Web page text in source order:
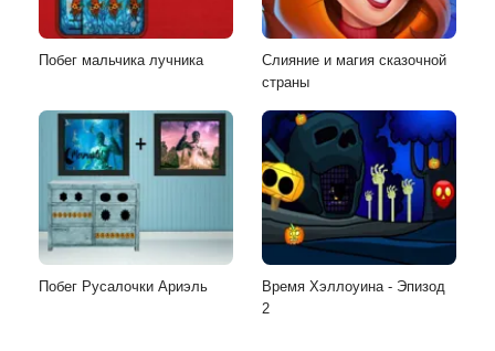
Побег мальчика лучника
Слияние и магия сказочной
страны
Побег Русалочки Ариэль
Время Хэллоуина - Эпизод
2